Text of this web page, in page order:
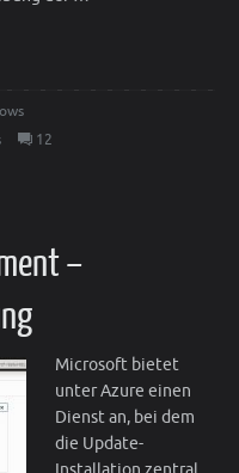
12
–
Microsoft bietet
unter Azure einen
Dienst an, bei dem
die Update-